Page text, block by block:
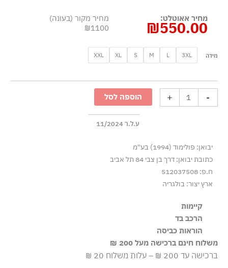
מחיר אאוטלט:
₪550.00
מחיר מקור (בעונה)
₪1100
מידה 3XL
L
M
S
XL
XXL
-
עם
הדפס
אפור
כהה
+ הוספה לסל
ע.ל.ר 11/2024
יבואן: פולימוד (1994) בע"מ
כתובת יבואן: דרך בן צבי 84 תל אביב
ח.פ: 512037508
ארץ יצור: בולגריה
קיימות
התומכות במגוון ביולוגי ובמערכות אקולוגיות בריאות
הרכב בד
100% כותנה, ריב 96% כותנה 4% אלסטן
הוראות כביסה
כביסה עדינה במכונה עד-30°C
ללא חומרי הלבנה, ללא השריה
משלוח חינם ברכישה מעל 200 ₪
ברכישה עד 200 ₪ – עלות משלוח 20 ₪